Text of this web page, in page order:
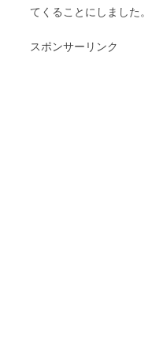
てくることにしました。
スポンサーリンク